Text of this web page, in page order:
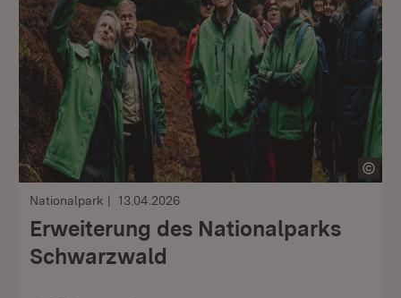
Nationalpark 13.04.2026
Erweiterung des Nationalparks
Schwarzwald